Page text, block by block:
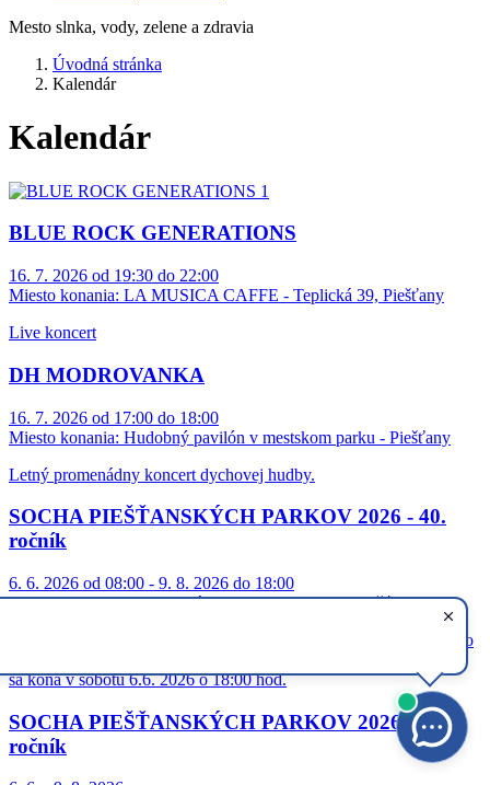
Mesto slnka, vody, zelene a zdravia
Úvodná stránka
Kalendár
Kalendár
BLUE ROCK GENERATIONS
16. 7. 2026 od 19:30 do 22:00
Miesto konania: LA MUSICA CAFFE - Teplická 39, Piešťany
Live koncert
DH MODROVANKA
16. 7. 2026 od 17:00 do 18:00
Miesto konania: Hudobný pavilón v mestskom parku - Piešťany
Letný promenádny koncert dychovej hudby.
SOCHA PIEŠŤANSKÝCH PARKOV 2026 - 40.
ročník
6. 6. 2026 od 08:00 - 9. 8. 2026 do 18:00
Miesto konania:KSC Fontána - Beethovenova 1, Piešťany
Výstava sôch slovenských a českých sochárov v plenéri Mestského
parku a v interiéri Výstavnej sieni KSC Fontána. Vernisáž výstavy
sa koná v sobotu 6.6. 2026 o 18:00 hod.
SOCHA PIEŠŤANSKÝCH PARKOV 2026 - 40.
ročník